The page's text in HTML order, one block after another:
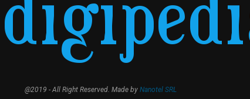
@2019 - All Right Reserved. Made by Nanotel SRL